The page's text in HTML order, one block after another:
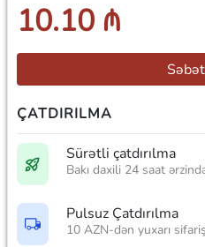
10.10 ₼
ÇATDIRILMA
Sürətli çatdırılma
Bakı daxili 24 saat
Pulsuz Çatdırılma
10 AZN-dən yuxarı